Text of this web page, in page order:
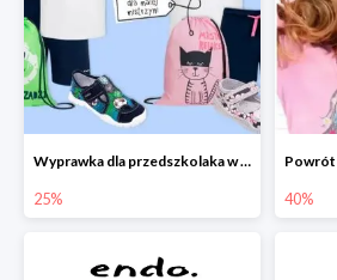
Wyprawka dla przedszkolaka w Endo do -25%
25% 40%